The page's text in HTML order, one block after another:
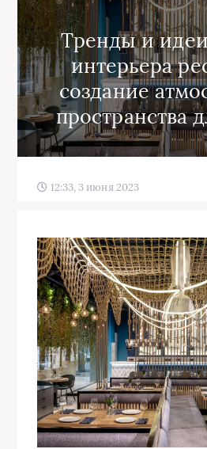
Тренды и
интерьера
создание
пространства
12:33, 3 июня 2023